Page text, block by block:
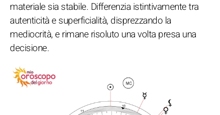
materiale sia stabile. Differenzia istintivamente tra
autenticità e superficialità, disprezzando la
mediocrità, e rimane risoluto una volta presa una
decisione.